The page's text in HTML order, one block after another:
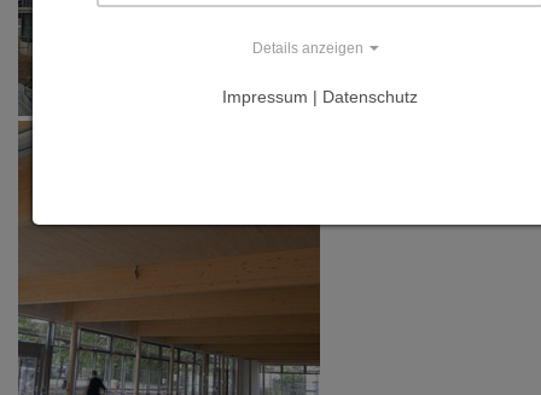
Details anzeigen
Impressum | Datenschutz